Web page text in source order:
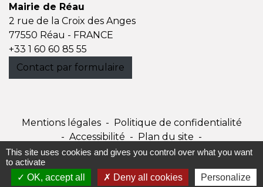
Mairie de Réau
2 rue de la Croix des Anges
77550 Réau - FRANCE
+33 1 60 60 85 55
Contact par formulaire
Mentions légales - Politique de confidentialité
- Accessibilité - Plan du site -
Gestion des cookies
Site créé en partenariat avec Réseau des Communes
This site uses cookies and gives you control over what you want
to activate
OK, accept all
Deny all cookies Personalize